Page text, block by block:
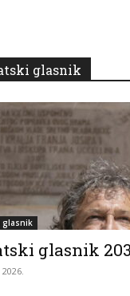
glasnik
glasnik
glasnik 203